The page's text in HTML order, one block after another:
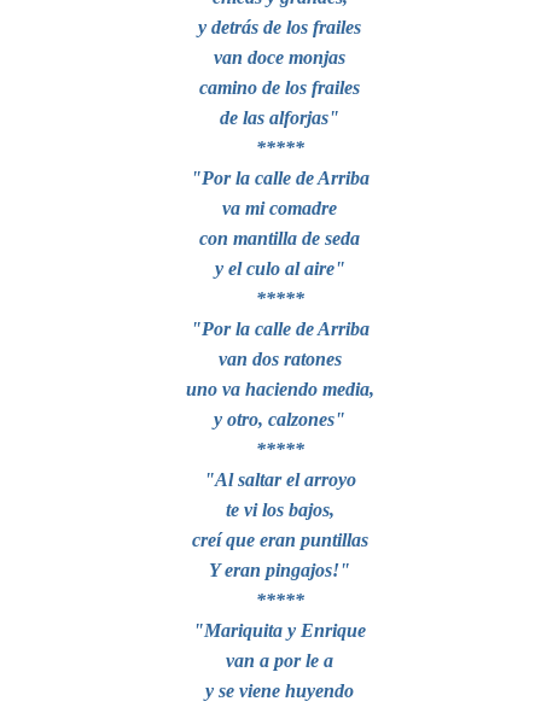
y detrás de los frailes
van doce monjas
camino de los frailes
de las alforjas"
*****
"Por la calle de Arriba
va mi comadre
con mantilla de seda
y el culo al aire"
*****
"Por la calle de Arriba
van dos ratones
uno va haciendo media,
y otro, calzones"
*****
"Al saltar el arroyo
te vi los bajos,
creí que eran puntillas
Y eran pingajos!"
*****
"Mariquita y Enrique
van a por le a
y se viene huyendo